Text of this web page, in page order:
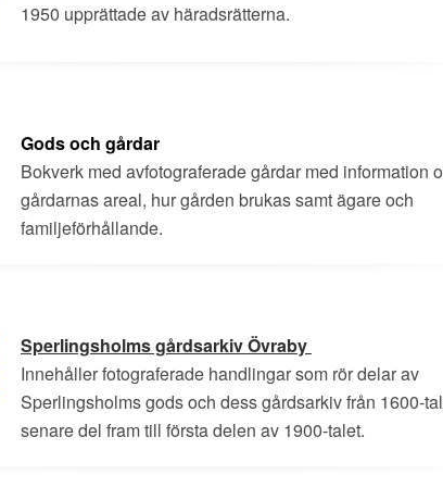
1950 upprättade av häradsrätterna.
Gods och gårdar
Bokverk med avfotograferade gårdar med information
gårdarnas areal, hur gården brukas samt ägare och
familjeförhållande.
Sperlingsholms gårdsarkiv Övraby
Innehåller fotograferade handlingar som rör delar av
Sperlingsholms gods och dess gårdsarkiv från 1600-
senare del fram till första delen av 1900-talet.